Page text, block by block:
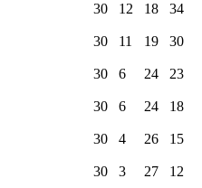
30 12 18 34
30 11 19 30
30 6 24 23
30 6 24 18
30 4 26 15
30 3 27 12